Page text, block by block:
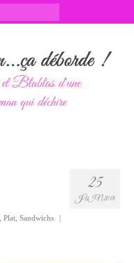
25
JUIN 2018
Plat Sandwichs |